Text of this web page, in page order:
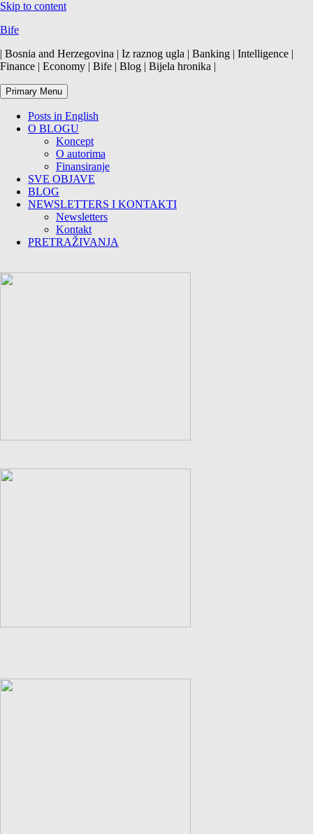
Skip to content
Bife
| Bosnia and Herzegovina | Iz raznog ugla | Banking | Intelligence |
Finance | Economy | Bife | Blog | Bijela hronika |
Primary Menu
Posts in English
O BLOGU
Koncept
O autorima
Finansiranje
SVE OBJAVE
BLOG
NEWSLETTERS I KONTAKTI
Newsletters
Kontakt
PRETRAŽIVANJA